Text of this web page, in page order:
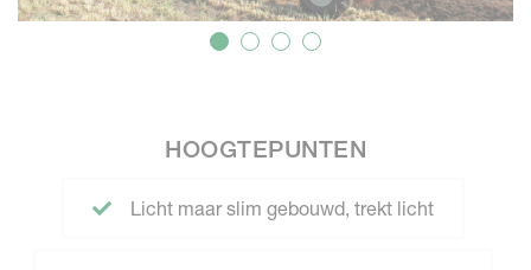
HOOGTEPUNTEN
Licht maar slim gebouwd, trekt licht